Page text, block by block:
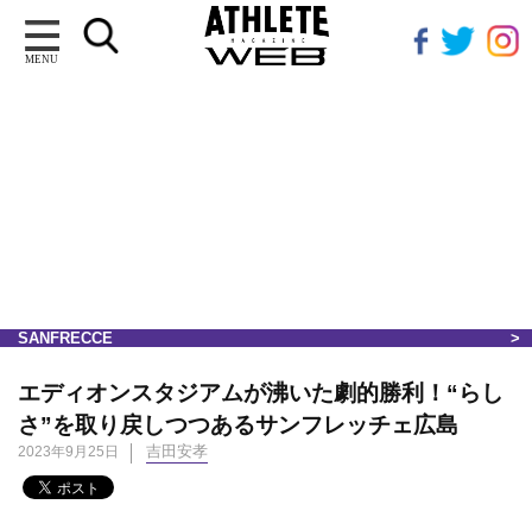
MENU
SANFRECCE
エディオンスタジアムが沸いた劇的勝利！“らし
さ”を取り戻しつつあるサンフレッチェ広島
2023年9月25日 吉田安孝